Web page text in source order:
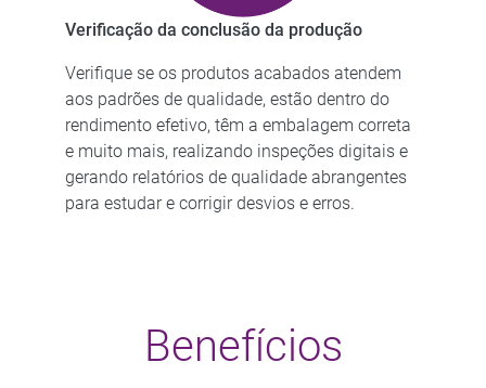
Verificação da conclusão da produção
Verifique se os produtos acabados atendem
aos padrões de qualidade, estão dentro do
rendimento efetivo, têm a embalagem correta
e muito mais, realizando inspeções digitais e
gerando relatórios de qualidade abrangentes
para estudar e corrigir desvios e erros.
Benefícios